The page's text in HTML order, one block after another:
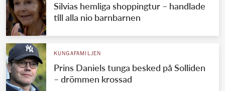
Silvias hemliga shoppingtur – handlade
till alla nio barnbarnen
KUNGAFAMILJEN
Prins Daniels tunga besked på Solliden
– drömmen krossad